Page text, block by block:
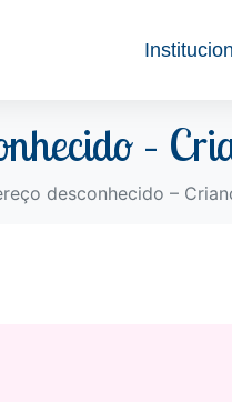
–
desconhecido –